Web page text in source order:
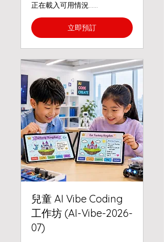
正在載入可用情況……
立即預訂
兒童 AI Vibe Coding
工作坊 (AI-Vibe-2026-
07)